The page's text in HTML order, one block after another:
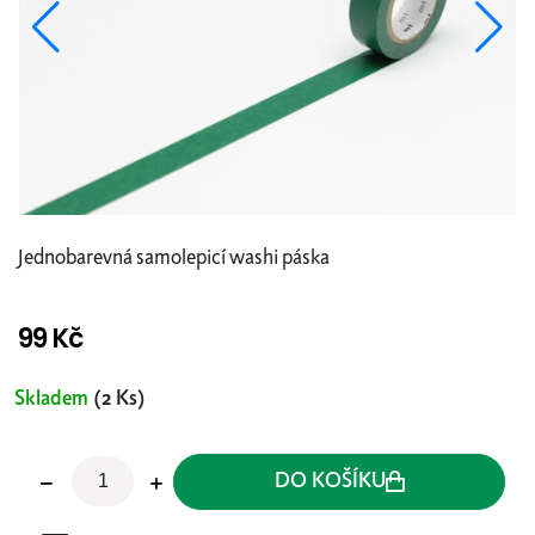
Jednobarevná samolepicí washi páska
99 Kč
Měrná
Skladem (2 Ks)
DO KOŠÍKU